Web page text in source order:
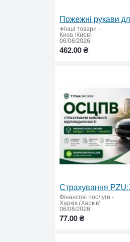
➕Інші товари -
Киев (Киев)
06/08/2026
462.00 ₴
Фінансові послуги -
Харків (Харків)
06/08/2026
77.00 ₴